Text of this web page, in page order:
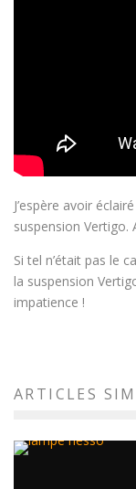
J’espère avoir
suspension
Si tel n’était pas le
la suspension
impatience !
ARTICLES